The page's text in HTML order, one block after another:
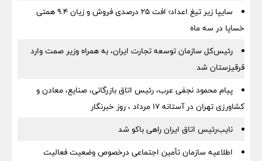
سایپا زیر تیغ اعداد؛ افت ۲۵ درصدی فروش و زیان ۹.۴ همتی
خساپا در سه ماه
رئیس‌کل سازمان توسعه تجارت ایران، به همراه وزیر صمت وارد
قرقیزستان شد
پیام محمود نجفی عرب، رئیس اتاق بازرگانی، صنایع، معادن و
کشاورزی تهران در آستانه 17 مرداد ، روز خبرنگار
نایب‌رئیس اتاق ایران راهی باکو شد
اطلاعیه سازمان تأمین اجتماعی درخصوص وضعیت فعالیت